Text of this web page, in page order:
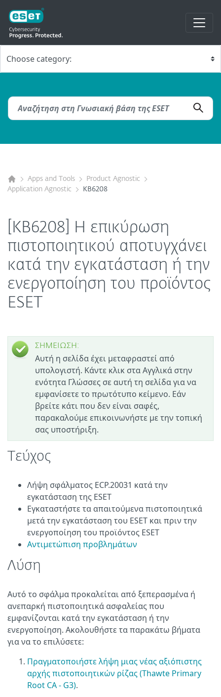
Apps and Tools
Product Agnostic
Application Agnostic
KB6208
[KB6208] Η επικύρωση
πιστοποιητικού αποτυγχάνει
κατά την εγκατάσταση ή την
ενεργοποίηση του προϊόντος
ESET
ΣΗΜΕΙΩΣΗ:
Αυτή η σελίδα έχει μεταφραστεί από
υπολογιστή. Κάντε κλικ στα Αγγλικά στην
ενότητα Γλώσσες σε αυτή τη σελίδα για να
εμφανίσετε το πρωτότυπο κείμενο. Εάν
βρείτε κάτι που δεν είναι σαφές,
παρακαλούμε επικοινωνήστε με την τοπική
σας υποστήριξη.
Τεύχος
Λήψη σφάλματος ECP.20031 κατά την
εγκατάσταση της ESET
Εγκαταστήστε τα απαιτούμενα πιστοποιητικά
μετά την εγκατάσταση του ESET και πριν την
ενεργοποίηση του προϊόντος ESET
Αντιμετώπιση προβλημάτων
Λύση
Αυτό το σφάλμα προκαλείται από ξεπερασμένα ή
ανεπαρκή πιστοποιητικά ασφαλείας που
εμφανίζονται κατά την εγκατάσταση ή την
ενεργοποίηση. Ακολουθήστε τα παρακάτω βήματα
για να το επιλύσετε:
Πραγματοποιήστε λήψη μιας νέας αξιόπιστης
αρχής πιστοποιητικών ρίζας (Thawte Primary
Root CA - G3).